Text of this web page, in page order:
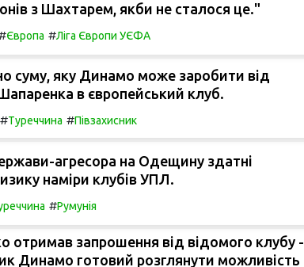
з Шахтарем, якби не сталося це."
Європа #Ліга Європи УЄФА
суму, яку Динамо може заробити від
в європейський клуб.
#Туреччина #Півзахисник
агресора на Одещину здатні
наміри клубів УПЛ.
#Румунія
отримав запрошення від відомого клубу -
Динамо готовий розглянути можливість